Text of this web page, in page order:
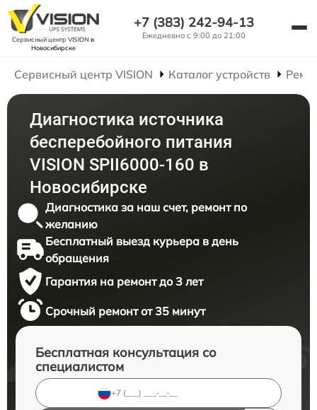
Сервисный центр VISION в
Новосибирске
+7 (383) 242-94-13
Ежедневно с 9:00 до 21:00
Сервисный центр VISION Каталог устройств
Диагностика источника
бесперебойного питания
VISION SPII6000-160 в
Новосибирске
Диагностика за наш счет, ремонт по
желанию
Бесплатный выезд курьера в день
обращения
Гарантия на ремонт до 3 лет
Срочный ремонт от 35 минут
Бесплатная консультация со
специалистом